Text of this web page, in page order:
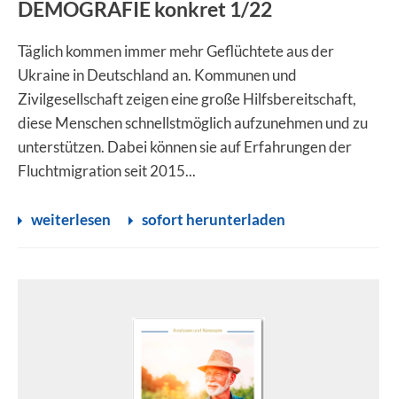
DEMOGRAFIE konkret 1/22
Täglich kommen immer mehr Geflüchtete aus der
Ukraine in Deutschland an. Kommunen und
Zivilgesellschaft zeigen eine große Hilfsbereitschaft,
diese Menschen schnellstmöglich aufzunehmen und zu
unterstützen. Dabei können sie auf Erfahrungen der
Fluchtmigration seit 2015...
weiterlesen sofort herunterladen